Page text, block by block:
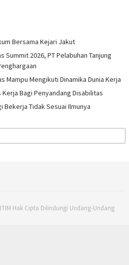
Bersama Kejari Jakut
Summit 2026, PT Pelabuhan Tanjung
Mampu Mengikuti Dinamika Dunia Kerja
Bagi Penyandang Disabilitas
Bekerja Tidak Sesuai Ilmunya
Hak Cipta Dilindungi Undang-Undang